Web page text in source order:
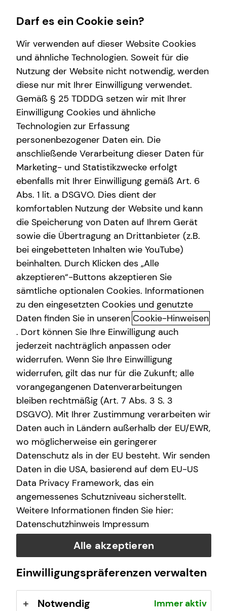
Wissenswertes
Über mich
Über tecis
teamzukunft
Finanzberatung
Videoberatung
Spezialisten-Netzwerk
Private Krankenvorsorge
Immobilienfinanzierung
Betriebliche Altersvorsorge
Investment
Kapitalanlage Immobilien
Altersvorsorge
Gewerbliche Versicherungen
Arbeitskraftabsicherung
Kindervorsorge
Sach- und Vermögenssicherung
Expat
Eike-Björn Werner
Sales Consultant
E-Mail Anruf
eike-bjoern.werner@tecis.de
Hermannstraße 62a
48151 Münster
+49 (151) 42302109
Geschäftszeiten
Montag 10:00 - 21:00 Uhr
Dienstag
Mittwoch 10:00 - 21:00 Uhr
Donnerstag 10:00 - 21:00 Uhr
Freitag 10:00 - 21:00 Uhr
Selbstverständlich sind auch Termine außerhalb
dieser Geschäftszeiten auf Anfrage möglich.
Kontaktformular
Darf es ein Cookie sein?
Wir verwenden auf dieser Website Cookies
und ähnliche Technologien. Soweit für die
Nutzung der Website nicht notwendig, werden
diese nur mit Ihrer Einwilligung verwendet.
Gemäß § 25 TDDDG setzen wir mit Ihrer
Einwilligung Cookies und ähnliche
Technologien zur Erfassung
personenbezogener Daten ein. Die
anschließende Verarbeitung dieser Daten für
Marketing- und Statistikzwecke erfolgt
ebenfalls mit Ihrer Einwilligung gemäß Art. 6
Abs. 1 lit. a DSGVO. Dies dient der
komfortablen Nutzung der Website und kann
die Speicherung von Daten auf Ihrem Gerät
sowie die Übertragung an Drittanbieter (z.B.
bei eingebetteten Inhalten wie YouTube)
beinhalten. Durch Klicken des „Alle
akzeptieren“-Buttons akzeptieren Sie
sämtliche optionalen Cookies. Informationen
zu den eingesetzten Cookies und genutzte
Daten finden Sie in unseren Cookie-Hinweisen
. Dort können Sie Ihre Einwilligung auch
jederzeit nachträglich anpassen oder
widerrufen. Wenn Sie Ihre Einwilligung
widerrufen, gilt das nur für die Zukunft; alle
vorangegangenen Datenverarbeitungen
bleiben rechtmäßig (Art. 7 Abs. 3 S. 3
DSGVO). Mit Ihrer Zustimmung verarbeiten wir
Daten auch in Ländern außerhalb der EU/EWR,
wo möglicherweise ein geringerer
Datenschutz als in der EU besteht. Wir senden
Daten in die USA, basierend auf dem EU-US
Data Privacy Framework, das ein
angemessenes Schutzniveau sicherstellt.
Weitere Informationen finden Sie hier:
Datenschutzhinweis Impressum
Alle akzeptieren
Einwilligungspräferenzen verwalten
Notwendig Immer aktiv